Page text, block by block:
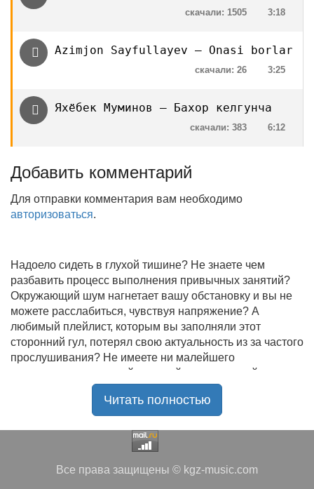
3:18
скачали: 1505
Azimjon Sayfullayev — Onasi borlar
3:25
скачали: 26
Яхёбек Муминов — Бахор келгунча
6:12
скачали: 383
Добавить комментарий
Для отправки комментария вам необходимо
авторизоваться.
Надоело сидеть в глухой тишине? Не знаете чем
разбавить процесс выполнения привычных занятий?
Окружающий шум нагнетает вашу обстановку и вы не
можете расслабиться, чувствуя напряжение? А
любимый плейлист, которым вы заполняли этот
сторонний гул, потерял свою актуальность из за частого
прослушивания? Не имеете ни малейшего
представления, где найти новый качественный контент
на замену старому? В таком случае вы обратились по
радостью приветствует своих старых и новых
чудесную подборку самых лучших песен всех времён
Читать полностью
Все права защищены © kgz-music.com